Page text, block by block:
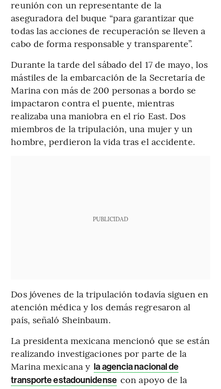
reunión con un representante de la
aseguradora del buque “para garantizar que
todas las acciones de recuperación se lleven a
cabo de forma responsable y transparente”.
Durante la tarde del sábado del 17 de mayo, los
mástiles de la embarcación de la Secretaría de
Marina con más de 200 personas a bordo se
impactaron contra el puente, mientras
realizaba una maniobra en el río East. Dos
miembros de la tripulación, una mujer y un
hombre, perdieron la vida tras el accidente.
PUBLICIDAD
Dos jóvenes de la tripulación todavía siguen en
atención médica y los demás regresaron al
país, señaló Sheinbaum.
La presidenta mexicana mencionó que se están
realizando investigaciones por parte de la
Marina mexicana y la agencia nacional de
transporte estadounidense con apoyo de la